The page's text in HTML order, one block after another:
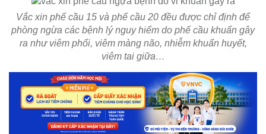
Vắc xin phế cầu 15 và phế cầu 20 đều được chỉ định để
phòng ngừa các bệnh lý nguy hiểm do phế cầu khuẩn gây
ra như viêm phổi, viêm màng não, nhiễm khuẩn huyết,
viêm tai giữa…